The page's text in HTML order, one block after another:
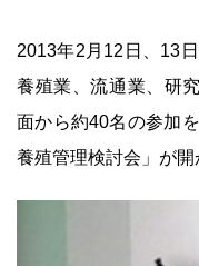
2013年2月12日、13
養殖業、流通業、研
面から約40名の参加
養殖管理検討会」が開